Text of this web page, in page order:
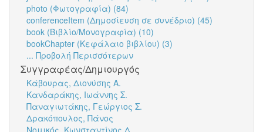
photo (Φωτογραφία) (84)
conferenceItem (Δημοσίευση σε συνέδριο) (45)
book (Βιβλίο/Μονογραφία) (10)
bookChapter (Κεφάλαιο βιβλίου) (3)
... Προβολή Περισσότερων
Συγγραφέας/Δημιουργός
Κάβουρας, Διονύσης Α.
Κανδαράκης, Ιωάννης Σ.
Παναγιωτάκης, Γεώργιος Σ.
Δρακόπουλος, Πάνος